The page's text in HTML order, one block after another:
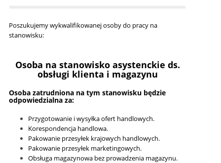
Poszukujemy wykwalifikowanej osoby do pracy na
stanowisku:
Osoba na stanowisko asystenckie ds.
obsługi klienta i magazynu
Osoba zatrudniona na tym stanowisku będzie
odpowiedzialna za:
Przygotowanie i wysyłka ofert handlowych.
Korespondencja handlowa.
Pakowanie przesyłek krajowych handlowych.
Pakowanie przesyłek marketingowych.
Obsługa magazynowa bez prowadzenia magazynu.